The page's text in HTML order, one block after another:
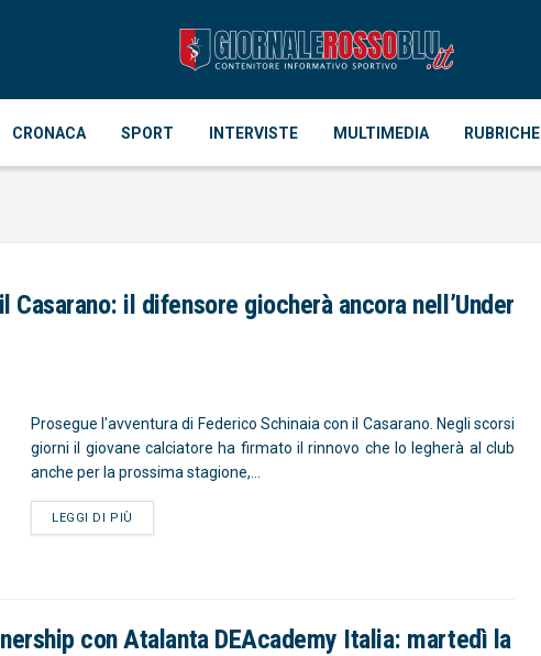
CRONACA SPORT INTERVISTE MULTIMEDIA RUBRICHE
Casarano: il difensore giocherà ancora nell’Under
Prosegue l'avventura di Federico Schinaia con il Casarano. Negli scorsi
giorni il giovane calciatore ha firmato il rinnovo che lo legherà al club
anche per la prossima stagione,...
LEGGI DI PIÙ
con Atalanta DEAcademy Italia: martedì la